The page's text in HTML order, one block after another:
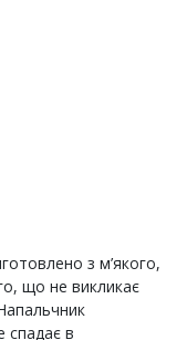
з м’якого,
що не викликає
спадає в